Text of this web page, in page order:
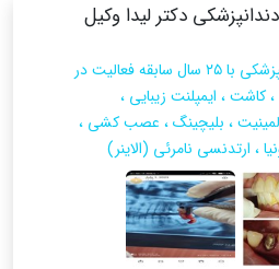
دکتر لیدا وکیل
مطب دندانپزشکی با ۲۵ سال سابقه فعالیت در
، ایمپلنت زیبایی ،
لمینیت ، بلیچینگ ، عصب کشی ،
، ارتدنسی نامرئی (الاینر)